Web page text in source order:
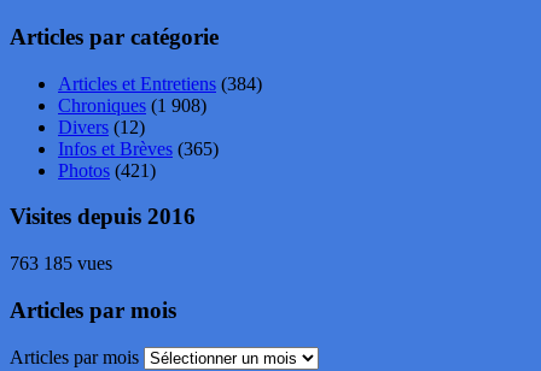
Articles par catégorie
Articles et Entretiens (384)
Chroniques (1 908)
Divers (12)
Infos et Brèves (365)
Photos (421)
Visites depuis 2016
763 185 vues
Articles par mois
Articles par mois